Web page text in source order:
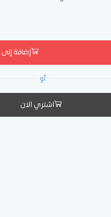
إضافة إلى
أو
اشتري الان